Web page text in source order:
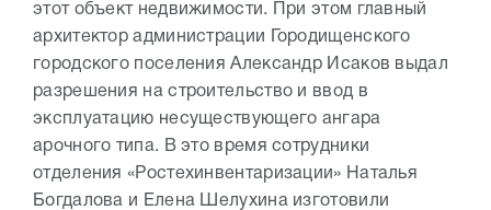
этот объект недвижимости. При этом главный
архитектор администрации Городищенского
городского поселения Александр Исаков выдал
разрешения на строительство и ввод в
эксплуатацию несуществующего ангара
арочного типа. В это время сотрудники
отделения «Ростехинвентаризации» Наталья
Богдалова и Елена Шелухина изготовили